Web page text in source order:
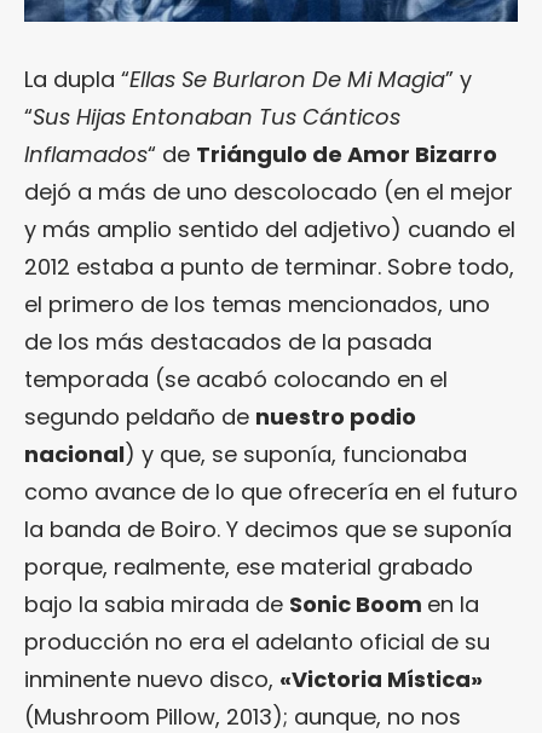
La dupla “Ellas Se Burlaron De Mi Magia” y
“Sus Hijas Entonaban Tus Cánticos
Inflamados“ de Triángulo de Amor Bizarro
dejó a más de uno descolocado (en el mejor
y más amplio sentido del adjetivo) cuando el
2012 estaba a punto de terminar. Sobre todo,
el primero de los temas mencionados, uno
de los más destacados de la pasada
temporada (se acabó colocando en el
segundo peldaño de nuestro podio
nacional) y que, se suponía, funcionaba
como avance de lo que ofrecería en el futuro
la banda de Boiro. Y decimos que se suponía
porque, realmente, ese material grabado
bajo la sabia mirada de Sonic Boom en la
producción no era el adelanto oficial de su
inminente nuevo disco, «Victoria Mística»
(Mushroom Pillow, 2013); aunque, no nos